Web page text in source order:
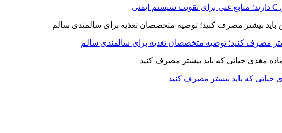
حیاتی که باید بیشتر مصرف کنید